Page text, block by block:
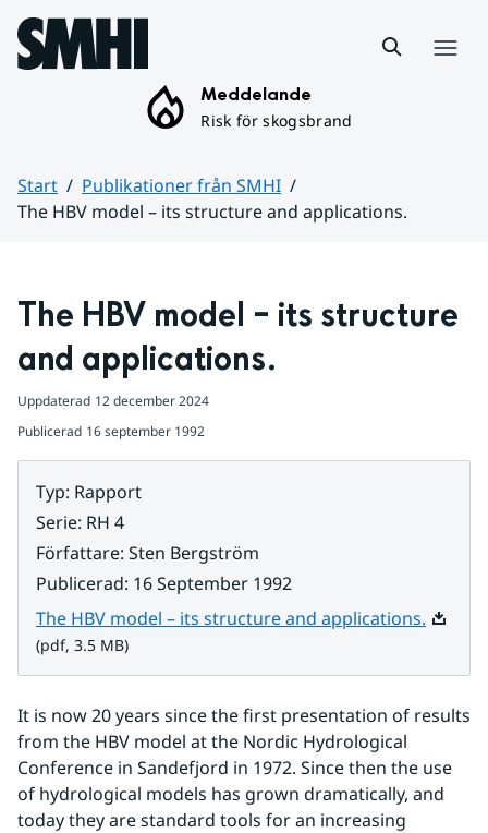
Hoppa till sidans innehåll
Meddelande
Risk för skogsbrand
Start
Publikationer från SMHI
The HBV model – its structure and applications.
The HBV model – its structure
and applications.
Uppdaterad 12 december 2024
Publicerad 16 september 1992
Typ: Rapport
Serie: RH 4
Författare: Sten Bergström
Publicerad: 16 September 1992
The HBV model – its structure and applications. Pdf,
(pdf, 3.5 MB)
It is now 20 years since the first presentation of results
from the HBV model at the Nordic Hydrological
Conference in Sandefjord in 1972. Since then the use
of hydrological models has grown dramatically, and
today they are standard tools for an increasing